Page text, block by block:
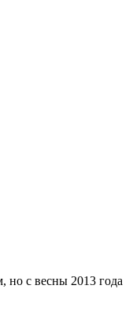
но с весны 2013 года